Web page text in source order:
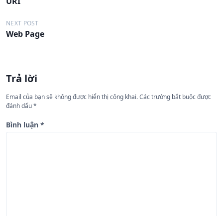
i
ề
u
h
ớ
n
g
b
NEXT POST
Web Page
Trả lời
Email của bạn sẽ không được hiển thị công khai.Các trường bắt buộc được
đánh dấu*
Bình luận *